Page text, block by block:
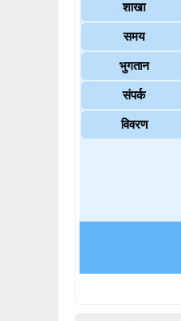
शाखा
समय
भुगतान
संपर्क
विवरण